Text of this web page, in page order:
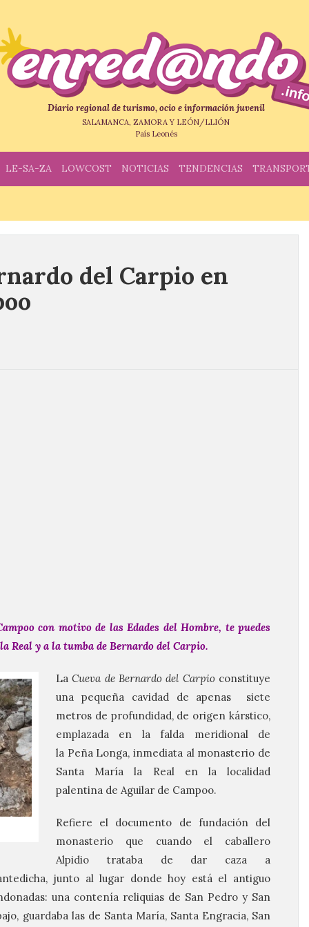
Diario regional de turismo, ocio e información juvenil
SALAMANCA, ZAMORA Y LEÓN/LLIÓN
País Leonés
LE-SA-ZA LOWCOST NOTICIAS TENDENCIAS
del Carpio en
con motivo de las Edades del Hombre, te puedes
Real y a la tumba de Bernardo del Carpio.
LaCueva de Bernardo del Carpio constituye
una pequeña cavidad de apenas siete
metros de profundidad, de origen kárstico,
emplazada en la falda meridional de
la Peña Longa, inmediata al monasterio de
Santa María la Real en la localidad
palentina de Aguilar de Campoo.
Refiere el documento de fundación del
monasterio que cuando el caballero
Alpidio trataba de dar caza a
junto al lugar donde hoy está el antiguo
una contenía reliquias de San Pedro y San
guardaba las de Santa María, Santa Engracia, San